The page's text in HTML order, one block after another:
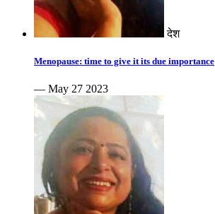
देश
Menopause: time to give it its due importance
— May 27 2023